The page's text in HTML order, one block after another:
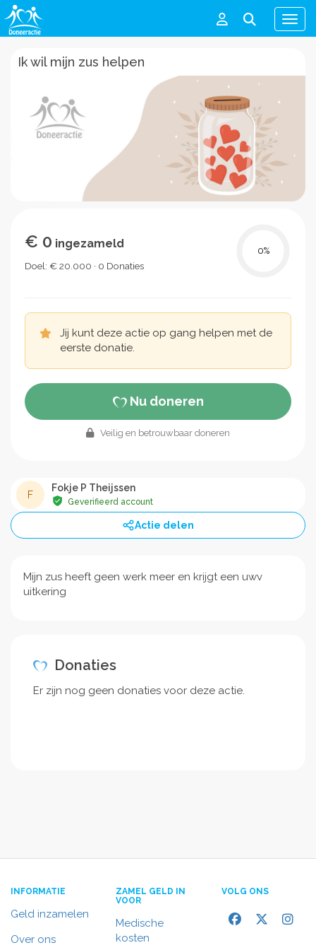
Menu
Ik wil mijn zus helpen
€ 0 ingezameld
Doel: € 20.000 · 0 Donaties
0%
Jij kunt deze actie op gang helpen met de
eerste donatie.
Nu doneren
Veilig en betrouwbaar doneren
F
Fokje P Theijssen
Geverifieerd account
Actie delen
Mijn zus heeft geen werk meer en krijgt een uwv
uitkering
Donaties
Er zijn nog geen donaties voor deze actie.
INFORMATIE
Geld inzamelen
Over ons
ZAMEL GELD IN
VOOR
Medische
kosten
VOLG ONS